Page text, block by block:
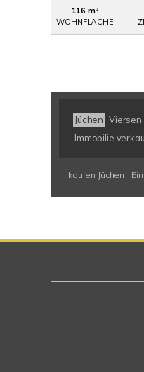
116 m²
WOHNFLÄCHE
Jüchen Viersen
Immobilie
kaufen Jüchen